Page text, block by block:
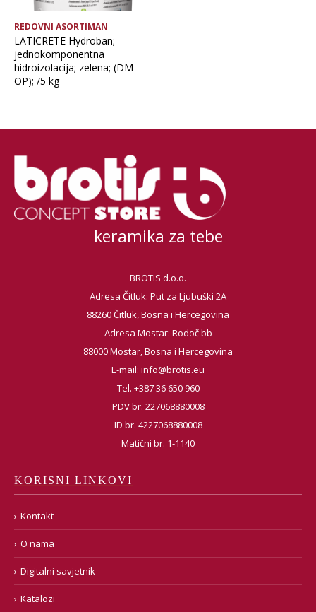
REDOVNI ASORTIMAN
LATICRETE Hydroban;
jednokomponentna
hidroizolacija; zelena; (DM
OP); /5 kg
keramika za tebe
BROTIS d.o.o.
Adresa Čitluk: Put za Ljubuški 2A
88260 Čitluk, Bosna i Hercegovina
Adresa Mostar: Rodoč bb
88000 Mostar, Bosna i Hercegovina
E-mail: info@brotis.eu
Tel. +387 36 650 960
PDV br. 227068880008
ID br. 4227068880008
Matični br. 1-1140
KORISNI LINKOVI
Kontakt
O nama
Digitalni savjetnik
Katalozi